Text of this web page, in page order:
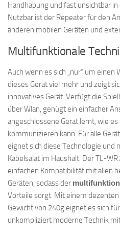
Handhabung und fast unsichtbar
Nutzbar ist der Repeater für den
anderen mobilen Geräten und
Multifunktionale
Auch wenn es sich „nur“ um einen
dieses Gerät viel mehr und zeigt
innovatives Gerät. Verfügt die
über Wlan, genügt ein einfacher
angeschlossene Gerät lernt, wie
kommunizieren kann. Für alle
eignet sich diese Technologie und
Kabelsalat im Haushalt. Der TL-
einfachen Kompatibilität mit allen
Geräten, sodass der
Vorteile sorgt. Mit einem
Gewicht von 240g eignet es sich
unkompliziert moderne Technik